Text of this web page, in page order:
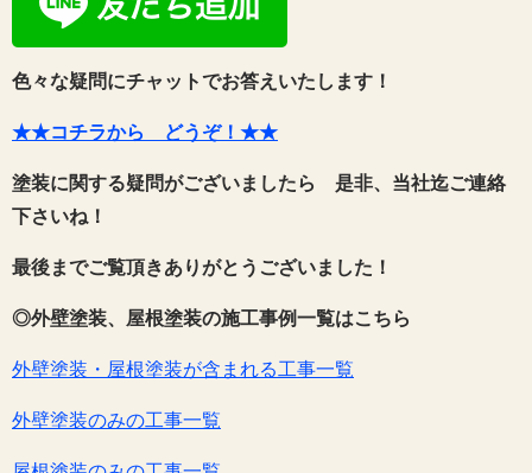
色々な疑問にチャットでお答えいたします！
★★コチラから どうぞ！★★
塗装に関する疑問がございましたら 是非、当社迄ご連絡
下さいね！
最後までご覧頂きありがとうございました！
◎外壁塗装、屋根塗装の施工事例一覧はこちら
外壁塗装・屋根塗装が含まれる工事一覧
外壁塗装のみの工事一覧